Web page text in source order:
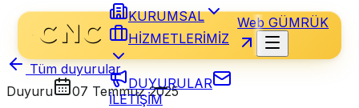
KURUMSAL
HİZMETLERİMİZ
DUYURULAR
İLETİŞİM
Web GÜMRÜK
Tüm duyurular
Duyuru
07 Temmuz 2025